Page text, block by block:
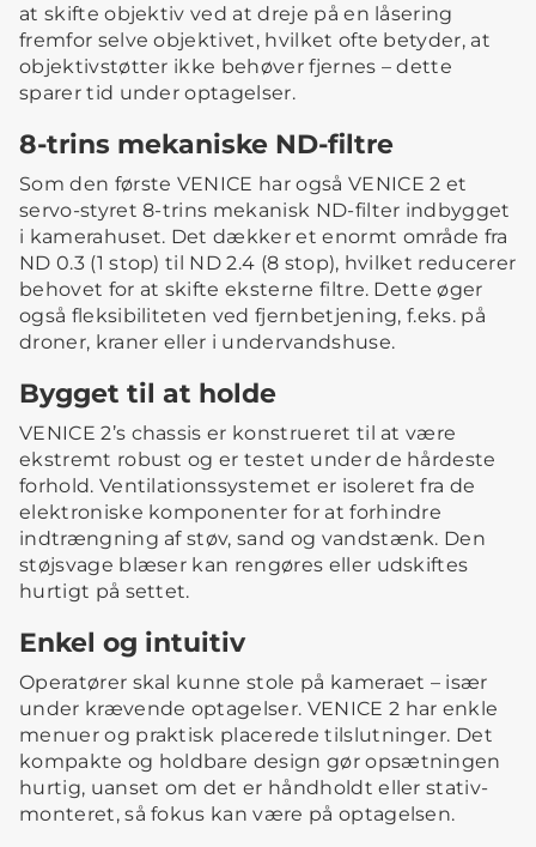
at skifte objektiv ved at dreje på en låsering
fremfor selve objektivet, hvilket ofte betyder, at
objektivstøtter ikke behøver fjernes – dette
sparer tid under optagelser.
8-trins mekaniske ND-filtre
Som den første VENICE har også VENICE 2 et
servo-styret 8-trins mekanisk ND-filter indbygget
i kamerahuset. Det dækker et enormt område fra
ND 0.3 (1 stop) til ND 2.4 (8 stop), hvilket reducerer
behovet for at skifte eksterne filtre. Dette øger
også fleksibiliteten ved fjernbetjening, f.eks. på
droner, kraner eller i undervandshuse.
Bygget til at holde
VENICE 2’s chassis er konstrueret til at være
ekstremt robust og er testet under de hårdeste
forhold. Ventilationssystemet er isoleret fra de
elektroniske komponenter for at forhindre
indtrængning af støv, sand og vandstænk. Den
støjsvage blæser kan rengøres eller udskiftes
hurtigt på settet.
Enkel og intuitiv
Operatører skal kunne stole på kameraet – især
under krævende optagelser. VENICE 2 har enkle
menuer og praktisk placerede tilslutninger. Det
kompakte og holdbare design gør opsætningen
hurtig, uanset om det er håndholdt eller stativ-
monteret, så fokus kan være på optagelsen.